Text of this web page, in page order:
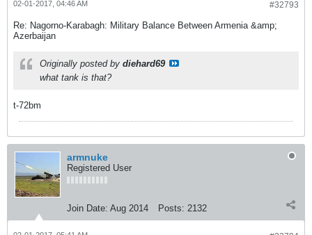
#32793
02-01-2017, 04:46 AM
Re: Nagorno-Karabagh: Military Balance Between Armenia &amp;
Azerbaijan
Originally posted by diehard69
what tank is that?
t-72bm
armnuke
Registered User
Join Date: Aug 2014 Posts: 2132